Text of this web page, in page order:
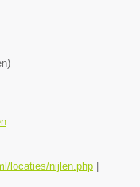
)
locaties/nijlen.php